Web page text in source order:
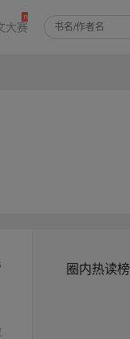
大赛
圈内热读榜